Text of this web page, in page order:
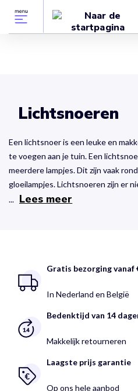
Lichtsnoeren
Een lichtsnoer is een leuke en
te voegen aan je tuin. Een
meerdere lampjes. Dit zijn vaak
gloeilampjes. Lichtsnoeren zijn er
... Lees meer
Gratis bezorging vanaf
In Nederland en België
Bedenktijd van 14
Makkelijk retourneren
Laagste prijs garantie
Op ons hele aanbod